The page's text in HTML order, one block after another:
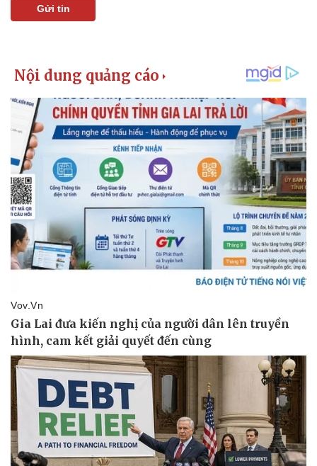
Kinh tế
Bất động sản
Khởi nghiệp
Giá vàng
Tiêu dùng
Tỷ giá
Chứng khoán
Giá cà phê
Gửi tin